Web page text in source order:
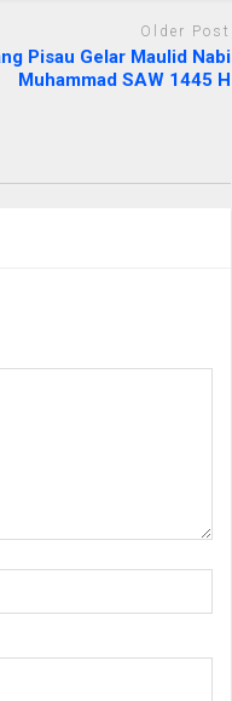
Older Post
Pisau Gelar Maulid Nabi
Muhammad SAW 1445 H